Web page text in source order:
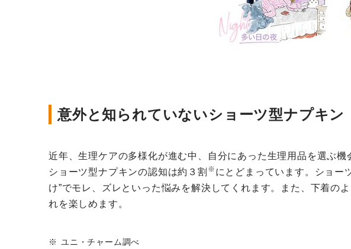
意外と知られていないショーツ型ナプキン
近年、生理ケアの多様化が進む中、自分にあった生理用品を選ぶ
ショーツ型ナプキンの認知は約３割 ※ にとどまっています。ショー
け”でモレ、ズレといった悩みを解決してくれます。また、下着の
れを楽しめます。
ユニ・チャーム調べ